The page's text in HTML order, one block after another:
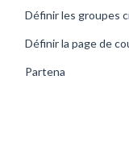
Définir les groupes
Définir la page de
Partena